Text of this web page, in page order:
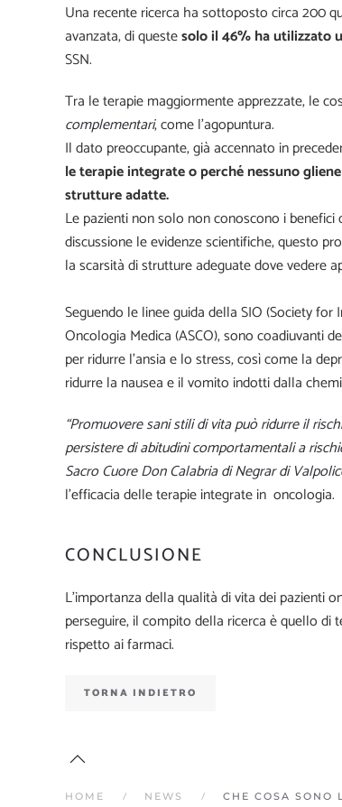
Una recente ricerca ha sottoposto circa 200
avanzata, di questesolo il 46% ha utilizzato
SSN.
Tra le terapie maggiormente apprezzate, le
complementari, come l’agopuntura.
Il dato preoccupante, già accennato in
le terapie integrate o perché nessuno
strutture adatte.
Le pazienti non solo non conoscono i
discussione le evidenze scientifiche, questo
la scarsità di strutture adeguate dove vedere
Seguendo le linee guida della SIO (Society
Oncologia Medica (ASCO), sono coadiuvanti
per ridurre l’ansia e lo stress, così come la
ridurre la nausea e il vomito indotti dalla
“Promuovere sani stili di vita può ridurre il
persistere di abitudini comportamentali a
Sacro Cuore Don Calabria di Negrar di
l’efficacia delle terapie integrate in oncologia.
CONCLUSIONE
L’importanza della qualità di vita dei pazienti
perseguire, il compito della ricerca è quello di
rispetto ai farmaci.
TORNA INDIETRO
HOME NEWS CHE COSA SONO